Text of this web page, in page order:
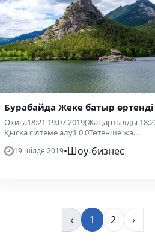
Бурабайда Жеке батыр өртенді
Оқиға18:21 19.07.2019(Жаңартылды
Қысқа сілтеме алу1 0 0Төтенше жа...
19 шілде 2019•Шоу-бизнес
‹ 1 2 ›